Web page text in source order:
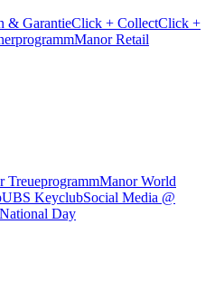
& GarantieClick + CollectClick +
Manor Retail
TreueprogrammManor World
UBS KeyclubSocial Media @
National Day